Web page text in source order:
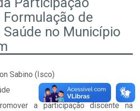
Formulação de
no Município
Sabino (Isco)
a participação discente na